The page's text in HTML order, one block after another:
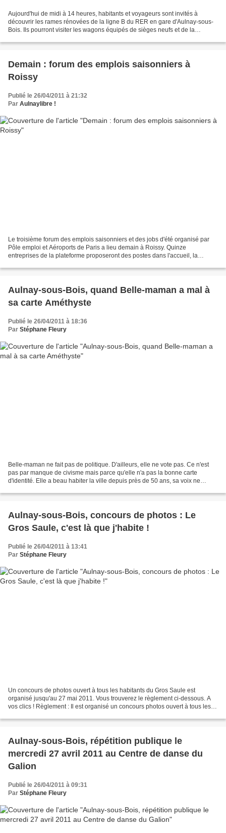
Aujourd'hui de midi à 14 heures, habitants et voyageurs sont invités à
découvrir les rames rénovées de la ligne B du RER en gare d'Aulnay-sous-
Bois. Ils pourront visiter les wagons équipés de sièges neufs et de la
Demain : forum des emplois saisonniers à
Roissy
Publié le 26/04/2011 à 21:32
Par Aulnaylibre !
Le troisième forum des emplois saisonniers et des jobs d'été organisé par
Pôle emploi et Aéroports de Paris a lieu demain à Roissy. Quinze
entreprises de la plateforme proposeront des postes dans l'accueil, la
Aulnay-sous-Bois, quand Belle-maman a mal à
sa carte Améthyste
Publié le 26/04/2011 à 18:36
Par Stéphane Fleury
Belle-maman ne fait pas de politique. D'ailleurs, elle ne vote pas. Ce n'est
pas par manque de civisme mais parce qu'elle n'a pas la bonne carte
d'identité. Elle a beau habiter la ville depuis près de 50 ans, sa voix ne
Aulnay-sous-Bois, concours de photos : Le
Gros Saule, c'est là que j'habite !
Publié le 26/04/2011 à 13:41
Par Stéphane Fleury
Un concours de photos ouvert à tous les habitants du Gros Saule est
organisé jusqu'au 27 mai 2011. Vous trouverez le règlement ci-dessous. A
vos clics ! Règlement : Il est organisé un concours photos ouvert à tous les
Aulnay-sous-Bois, répétition publique le
mercredi 27 avril 2011 au Centre de danse du
Galion
Publié le 26/04/2011 à 09:31
Par Stéphane Fleury